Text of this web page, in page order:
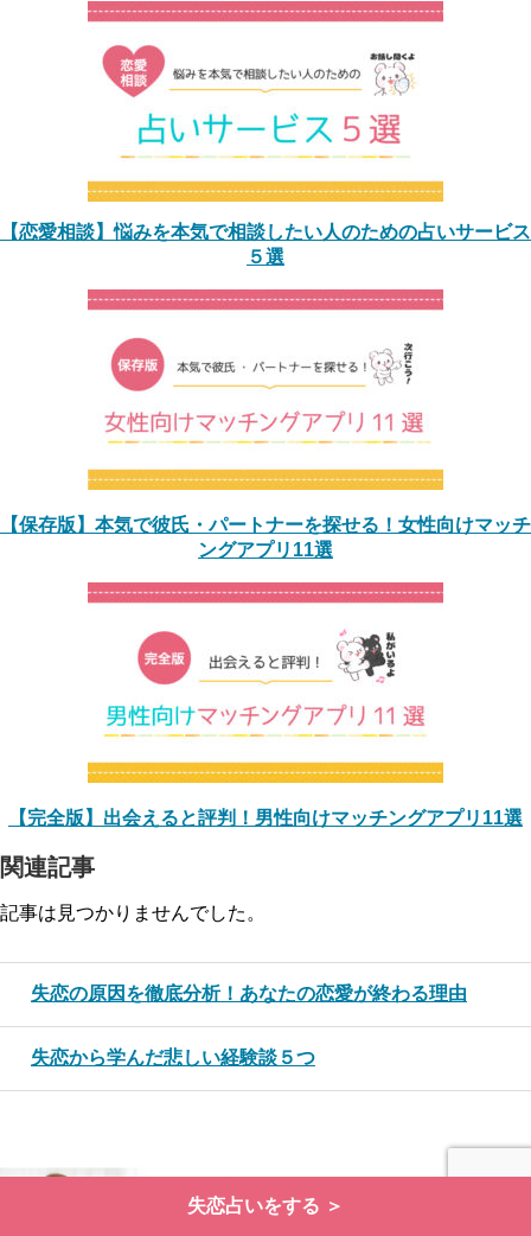
【恋愛相談】悩みを本気で相談したい人のための占いサービス
５選
【保存版】本気で彼氏・パートナーを探せる！女性向けマッチ
ングアプリ11選
【完全版】出会えると評判！男性向けマッチングアプリ11選
関連記事
記事は見つかりませんでした。
失恋の原因を徹底分析！あなたの恋愛が終わる理由
失恋から学んだ悲しい経験談５つ
失恋占いをする ＞